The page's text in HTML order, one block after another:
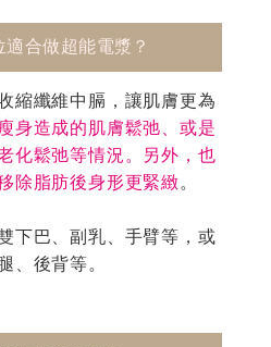
合做超能電漿？
縮纖維中膈，讓肌膚更為
身造成的肌膚鬆弛、或是
化鬆弛等情況。另外，也
除脂肪後身形更緊緻。
下巴、副乳、手臂等，或
、後背等。